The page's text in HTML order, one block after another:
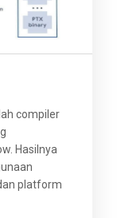
compiler
Hasilnya
platform